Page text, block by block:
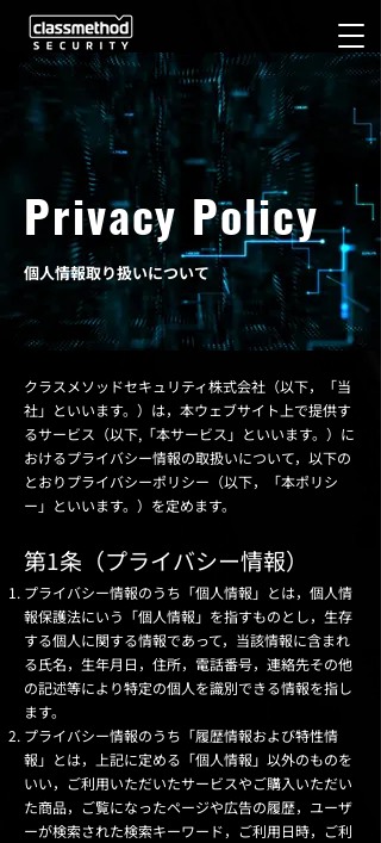
CONTACT
Privacy Policy
個人情報取り扱いについて
クラスメソッドセキュリティ株式会社（以下，「当
社」といいます。）は，本ウェブサイト上で提供す
るサービス（以下,「本サービス」といいます。）に
おけるプライバシー情報の取扱いについて，以下の
とおりプライバシーポリシー（以下，「本ポリシ
ー」といいます。）を定めます。
第1条（プライバシー情報）
プライバシー情報のうち「個人情報」とは，個人情
報保護法にいう「個人情報」を指すものとし，生存
する個人に関する情報であって，当該情報に含まれ
る氏名，生年月日，住所，電話番号，連絡先その他
の記述等により特定の個人を識別できる情報を指し
ます。
プライバシー情報のうち「履歴情報および特性情
報」とは，上記に定める「個人情報」以外のものを
いい，ご利用いただいたサービスやご購入いただい
た商品，ご覧になったページや広告の履歴，ユーザ
ーが検索された検索キーワード，ご利用日時，ご利